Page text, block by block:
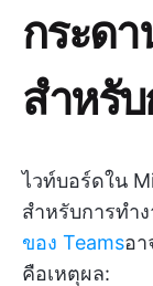
กระด
สำหรั
ไวท์บอร์ดใน
สำหรับการทำ
ของ Teamsอา
คือเหตุผล: